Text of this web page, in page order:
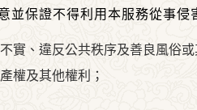
並保證不得利用本服務從事
實、違反公共秩序及善良風俗或
權及其他權利；